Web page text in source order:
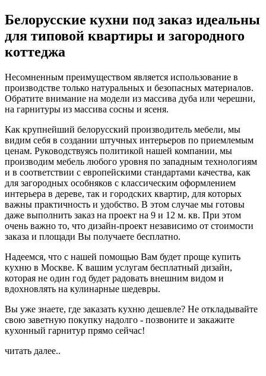
Белорусские кухни под заказ идеальны
для типовой квартиры и загородного
коттеджа
Несомненным преимуществом является использование в
производстве только натуральных и безопасных материалов.
Обратите внимание на модели из массива дуба или черешни,
на гарнитуры из массива сосны и ясеня.
Как крупнейший белорусский производитель мебели, мы
видим себя в создании штучных интерьеров по приемлемым
ценам. Руководствуясь политикой нашей компании, мы
производим мебель любого уровня по западным технологиям
и в соответствии с европейскими стандартами качества, как
для загородных особняков с классическим оформлением
интерьера в дереве, так и городских квартир, для которых
важны практичность и удобство. В этом случае мы готовы
даже выполнить заказ на проект на 9 и 12 м. кв. При этом
очень важно то, что дизайн-проект независимо от стоимости
заказа и площади Вы получаете бесплатно.
Надеемся, что с нашей помощью Вам будет проще купить
кухню в Москве. К вашим услугам бесплатный дизайн,
которая не один год будет радовать внешним видом и
вдохновлять на кулинарные шедевры.
Вы уже знаете, где заказать кухню дешевле? Не откладывайте
свою заветную покупку надолго - позвоните и закажите
кухонный гарнитур прямо сейчас!
читать далее..